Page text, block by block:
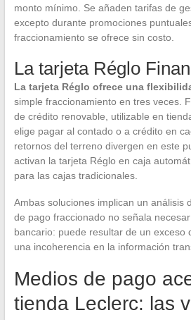
monto mínimo. Se añaden tarifas de
excepto durante promociones
fraccionamiento se ofrece sin costo.
La tarjeta Réglo
La tarjeta Réglo ofrece una
simple fraccionamiento en tres veces.
de crédito renovable, utilizable en
elige pagar al contado o a crédito en
retornos del terreno divergen en este
activan la tarjeta Réglo en caja
para las cajas tradicionales.
Ambas soluciones implican un análisis
de pago fraccionado no señala
bancario: puede resultar de un exceso
una incoherencia en la información
Medios de pago
tienda Leclerc: las